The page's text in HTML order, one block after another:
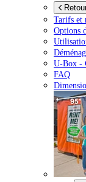
Tarifs et
Options
U-Box -
FAQ